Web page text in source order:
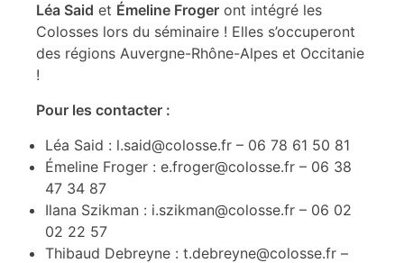
Léa Said et Émeline Froger ont intégré les
Colosses lors du séminaire ! Elles s’occuperont
des régions Auvergne-Rhône-Alpes et Occitanie
!
Pour les contacter :
Léa Said : l.said@colosse.fr – 06 78 61 50 81
Émeline Froger : e.froger@colosse.fr – 06 38
47 34 87
Ilana Szikman : i.szikman@colosse.fr – 06 02
02 22 57
Thibaud Debreyne : t.debreyne@colosse.fr –